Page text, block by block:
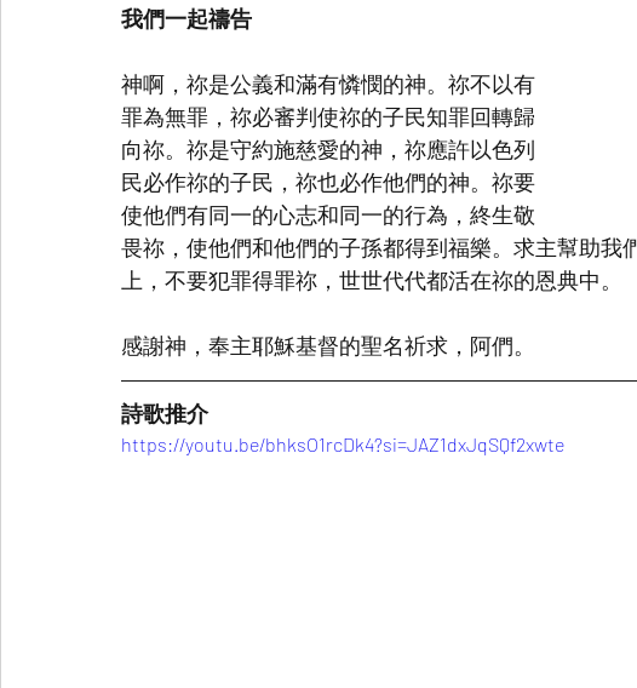
我們一起禱告
神啊，祢是公義和滿有憐憫的神。祢不以有
罪為無罪，祢必審判使祢的子民知罪回轉歸
向祢。祢是守約施慈愛的神，祢應許以色列
民必作祢的子民，祢也必作他們的神。祢要
使他們有同一的心志和同一的行為，終生敬
畏祢，使他們和他們的子孫都得到福樂。求主幫助我
上，不要犯罪得罪祢，世世代代都活在祢的恩典中。
感謝神，奉主耶穌基督的聖名祈求，阿們。
詩歌推介
https://youtu.be/bhksO1rcDk4?si=JAZ1dxJqSQf2xwte